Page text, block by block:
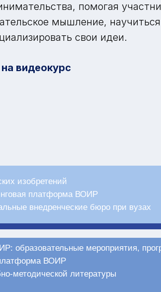
помогая
мышление,
свои идеи.
видеокурс
изобретений
платформа ВОИР
внедренческие бюро при вузах
образовательные мероприятия,
ВОИР
методической литературы